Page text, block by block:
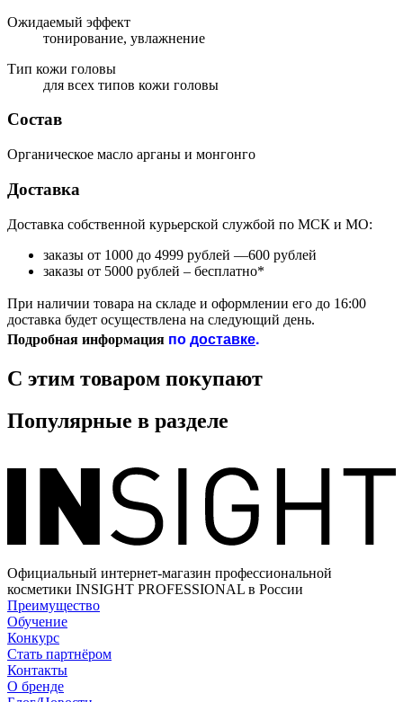
Ожидаемый эффект
тонирование, увлажнение
Тип кожи головы
для всех типов кожи головы
Состав
Органическое масло арганы и монгонго
Доставка
Доставка собственной курьерской службой по МСК и МО:
заказы от 1000 до 4999 рублей —600 рублей
заказы от 5000 рублей – бесплатно*
При наличии товара на складе и оформлении его до 16:00
доставка будет осуществлена на следующий день.
Подробная информация подоставке.
С этим товаром покупают
Популярные в разделе
Официальный интернет-магазин профессиональной
косметики INSIGHT PROFESSIONAL в России
Преимущество
Обучение
Конкурс
Стать партнёром
Контакты
О бренде